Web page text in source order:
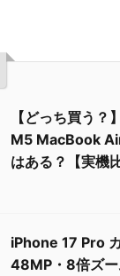
【どっち買う
M5 MacBook
はある？【実機
iPhone 17 Pro
48MP・8倍ズ